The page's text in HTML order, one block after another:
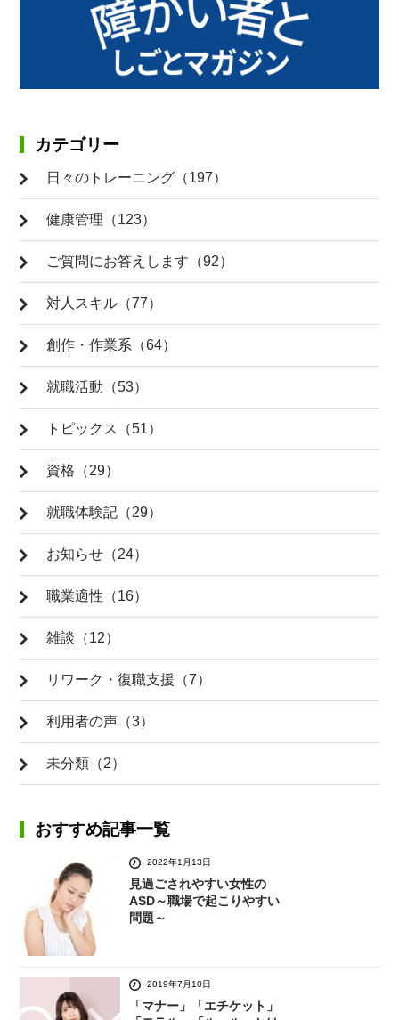
カテゴリー
日々のトレーニング（197）
健康管理（123）
ご質問にお答えします（92）
対人スキル（77）
創作・作業系（64）
就職活動（53）
トピックス（51）
資格（29）
就職体験記（29）
お知らせ（24）
職業適性（16）
雑談（12）
リワーク・復職支援（7）
利用者の声（3）
未分類（2）
おすすめ記事一覧
2022年1月13日
見過ごされやすい女性の
ASD～職場で起こりやすい
問題～
2019年7月10日
「マナー」「エチケット」